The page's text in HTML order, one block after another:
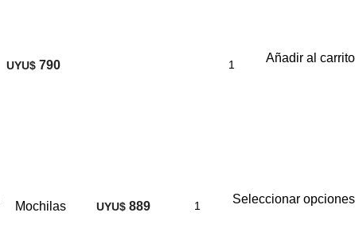
UYU$ 790 Añadir al carrito
Mochilas UYU$ 889 Seleccionar opciones